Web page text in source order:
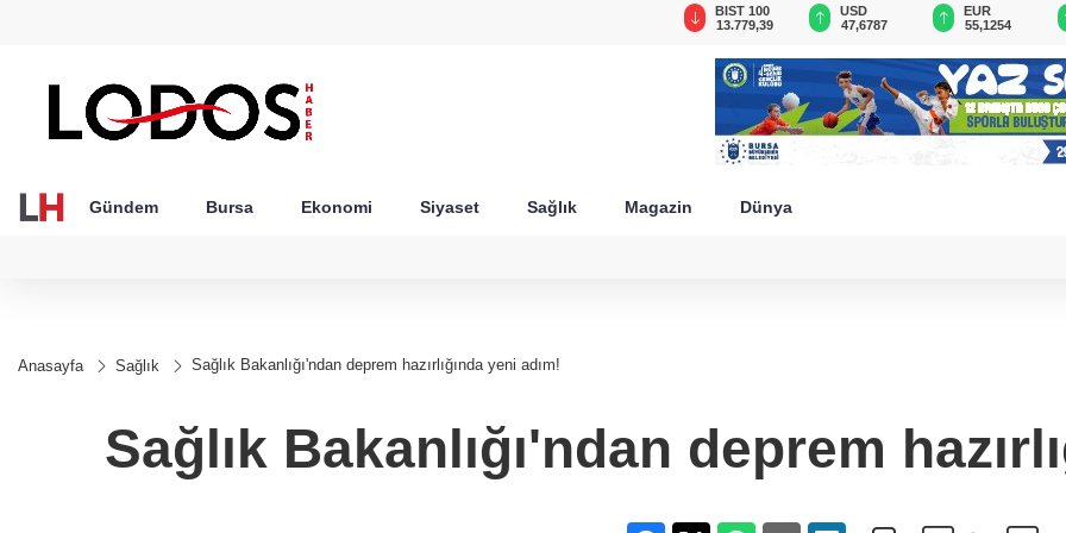
BIST 100
13.779,39
USD
47,6787
EUR
55,1254
Gündem Bursa Ekonomi Siyaset Sağlık Magazin Dünya
Anasayfa Sağlık Sağlık Bakanlığı'ndan deprem hazırlığında yeni adım!
Sağlık Bakanlığı'ndan deprem